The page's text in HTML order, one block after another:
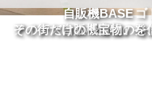
自販機BASE
アイナス自販機情報の発
ゴ
その街だけの『宝物』を